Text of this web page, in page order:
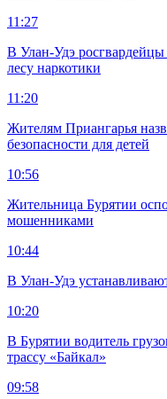
11:27
В Улан-Удэ
лесу наркотики
11:20
Жителям Приангарья
безопасности для детей
10:56
Жительница Бурятии
мошенниками
10:44
В Улан-Удэ
10:20
В Бурятии водитель
трассу «Байкал»
09:58